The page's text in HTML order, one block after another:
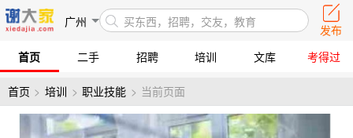
广州 买东西，招聘，交友，教育
发布
首页
二手 招聘 培训 文库 考得过
首页 > 培训 > 职业技能 > 当前页面